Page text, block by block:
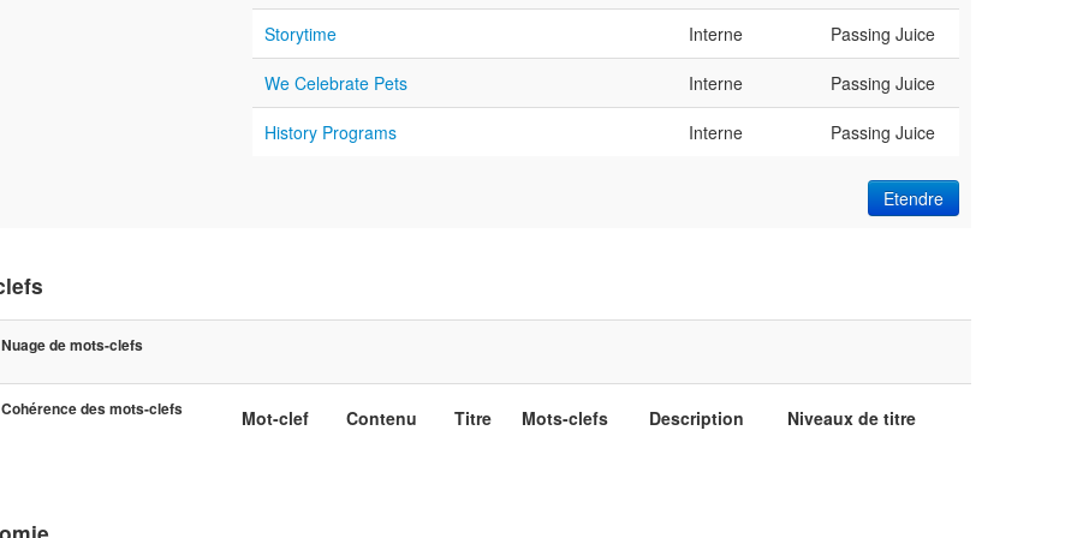
Storytime Interne Passing Juice
We Celebrate Pets Interne Passing Juice
History Programs Interne Passing Juice
Etendre
Nuage de mots-clefs
Cohérence des mots-clefs Mot-clef Contenu Titre Mots-clefs Description Niveaux de titre